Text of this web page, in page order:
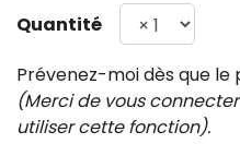
Quantité
Prévenez-moi dès que
(Merci de vous
utiliser cette fonction).